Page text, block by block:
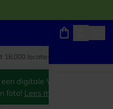
het jaar 2026
locaties
en uitjes
digitale VVV
foto! Lees meer